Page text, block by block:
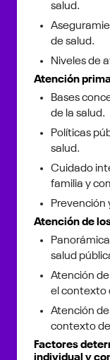
salud.
de salud.
Niveles de
Atención
Bases
de la salud.
Políticas
salud.
Cuidado
familia y
Prevención
Atención de
salud
Atención
el contexto
Atención
contexto
Factores